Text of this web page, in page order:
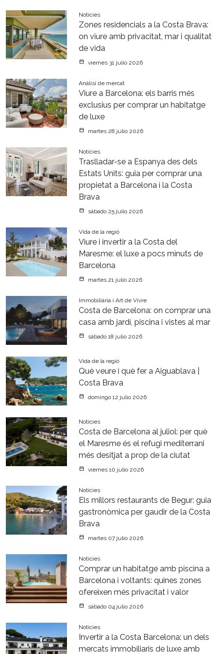
Notícies
Zones residencials a la Costa Brava:
on viure amb privacitat, mar i qualitat
de vida
viernes 31 julio 2026
Anàlisi de mercat
Viure a Barcelona: els barris més
exclusius per comprar un habitatge
de luxe
martes 28 julio 2026
Notícies
Traslladar-se a Espanya des dels
Estats Units: guia per comprar una
propietat a Barcelona i la Costa
Brava
sábado 25 julio 2026
Vida de la regió
Viure i invertir a la Costa del
Maresme: el luxe a pocs minuts de
Barcelona
martes 21 julio 2026
Immobiliària i Art de Vivre
Costa de Barcelona: on comprar una
casa amb jardí, piscina i vistes al mar
sábado 18 julio 2026
Vida de la regió
Què veure i què fer a Aiguablava |
Costa Brava
domingo 12 julio 2026
Notícies
Costa de Barcelona al juliol: per què
el Maresme és el refugi mediterrani
més desitjat a prop de la ciutat
viernes 10 julio 2026
Notícies
Els millors restaurants de Begur: guia
gastronòmica per gaudir de la Costa
Brava
martes 07 julio 2026
Notícies
Comprar un habitatge amb piscina a
Barcelona i voltants: quines zones
ofereixen més privacitat i valor
sábado 04 julio 2026
Notícies
Invertir a la Costa Barcelona: un dels
mercats immobiliaris de luxe amb